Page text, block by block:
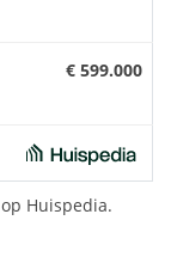
€ 599.000
op Huispedia.